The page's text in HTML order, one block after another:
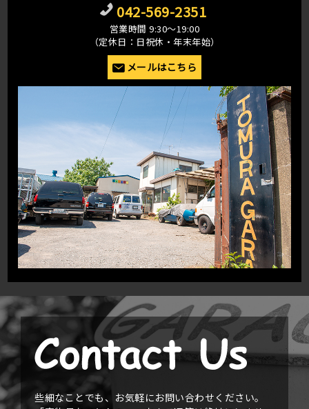
042-569-2351
営業時間 9:30〜19:00
（定休日：日祝休・年末年始）
メールはこちら
些細なことでも、お気軽にお問い合わせください。